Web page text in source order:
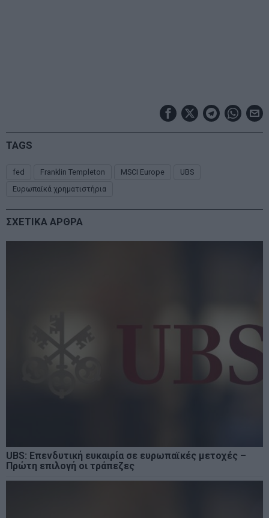
TAGS
fed Franklin Templeton MSCI Europe
UBS
Ευρωπαϊκά χρηματιστήρια
ΣΧΕΤΙΚΑ ΑΡΘΡΑ
UBS: Επενδυτική ευκαιρία σε ευρωπαϊκές μετοχές –
Πρώτη επιλογή οι τράπεζες